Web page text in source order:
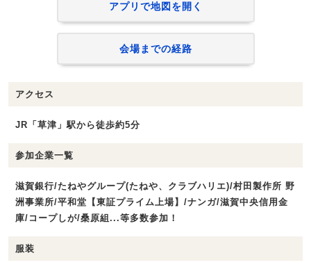
アプリで地図を開く
会場までの経路
アクセス
JR「草津」駅から徒歩約5分
参加企業一覧
滋賀銀行/たねやグループ(たねや、クラブハリエ)/村田製作所 野
洲事業所/平和堂【東証プライム上場】/ナンガ/滋賀中央信用金
庫/コープしが/桑原組...等多数参加！
服装